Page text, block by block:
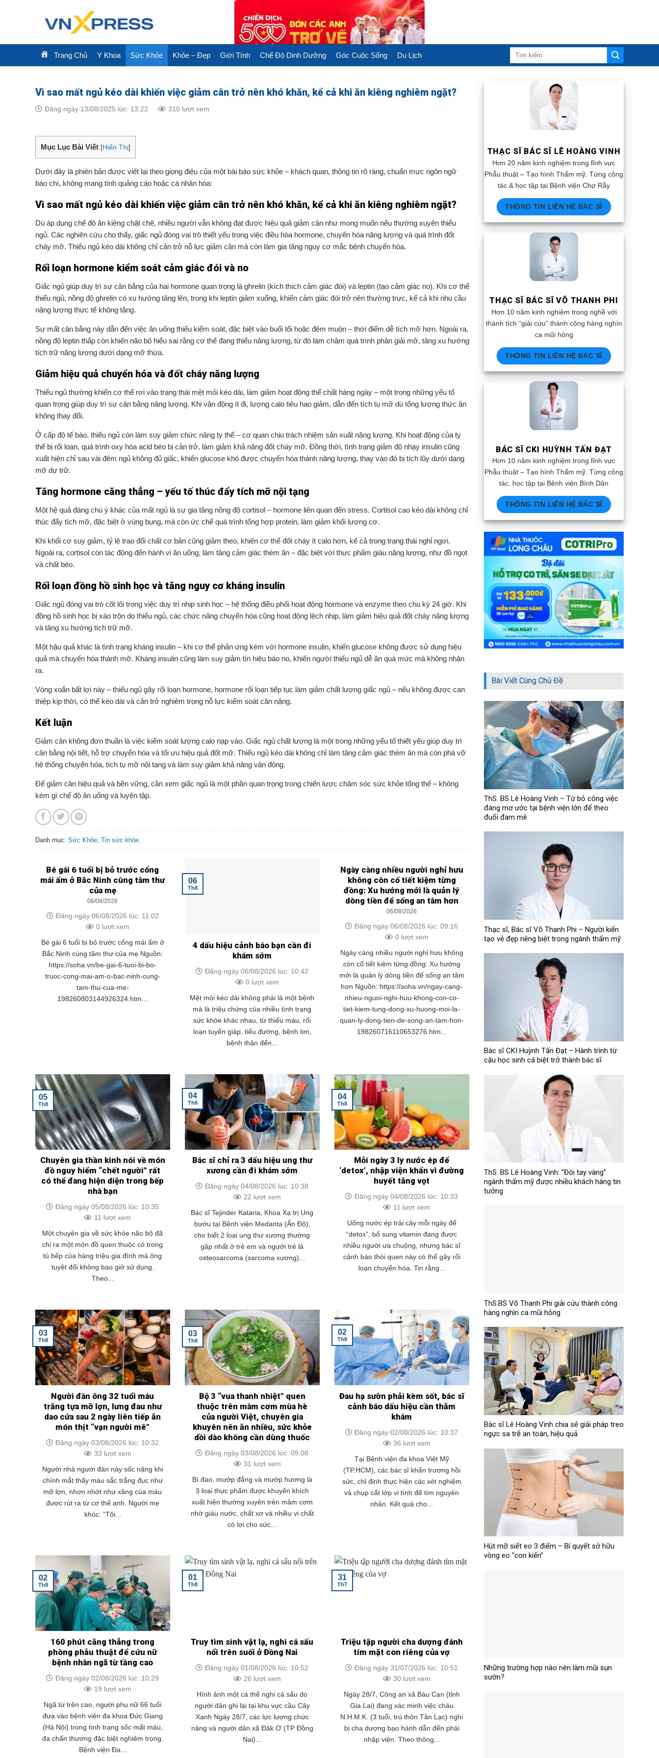
Trang Chủ Y Khoa Sức Khỏe Khỏe – Đẹp Giới Tính Chế Độ Dinh Dưỡng Góc Cuộc Sống Du Lịch
Vì sao mất ngủ kéo dài khiến việc giảm cân trở nên khó khăn, kể cả khi ăn kiêng nghiêm ngặt?
Đăng ngày 13/08/2025 lúc: 13:22 310 lượt xem
Mục Lục Bài Viết [Hiển Thị]
Dưới đây là phiên bản được viết lại theo giọng điệu của một bài báo sức khỏe – khách quan, thông tin rõ ràng, chuẩn mực ngôn ngữ
báo chí, không mang tính quảng cáo hoặc cá nhân hóa:
Vì sao mất ngủ kéo dài khiến việc giảm cân trở nên khó khăn, kể cả khi ăn kiêng nghiêm ngặt?
Dù áp dụng chế độ ăn kiêng chặt chẽ, nhiều người vẫn không đạt được hiệu quả giảm cân như mong muốn nếu thường xuyên thiếu
ngủ. Các nghiên cứu cho thấy, giấc ngủ đóng vai trò thiết yếu trong việc điều hòa hormone, chuyển hóa năng lượng và quá trình đốt
cháy mỡ. Thiếu ngủ kéo dài không chỉ cản trở nỗ lực giảm cân mà còn làm gia tăng nguy cơ mắc bệnh chuyển hóa.
Rối loạn hormone kiểm soát cảm giác đói và no
Giấc ngủ giúp duy trì sự cân bằng của hai hormone quan trọng là ghrelin (kích thích cảm giác đói) và leptin (tạo cảm giác no). Khi cơ thể
thiếu ngủ, nồng độ ghrelin có xu hướng tăng lên, trong khi leptin giảm xuống, khiến cảm giác đói trở nên thường trực, kể cả khi nhu cầu
năng lượng thực tế không tăng.
Sự mất cân bằng này dẫn đến việc ăn uống thiếu kiểm soát, đặc biệt vào buổi tối hoặc đêm muộn – thời điểm dễ tích mỡ hơn. Ngoài ra,
nồng độ leptin thấp còn khiến não bộ hiểu sai rằng cơ thể đang thiếu năng lượng, từ đó làm chậm quá trình phân giải mỡ, tăng xu hướng
tích trữ năng lượng dưới dạng mỡ thừa.
Giảm hiệu quả chuyển hóa và đốt cháy năng lượng
Thiếu ngủ thường khiến cơ thể rơi vào trạng thái mệt mỏi kéo dài, làm giảm hoạt động thể chất hàng ngày – một trong những yếu tố
quan trọng giúp duy trì sự cân bằng năng lượng. Khi vận động ít đi, lượng calo tiêu hao giảm, dẫn đến tích tụ mỡ dù tổng lượng thức ăn
không thay đổi.
Ở cấp độ tế bào, thiếu ngủ còn làm suy giảm chức năng ty thể – cơ quan chịu trách nhiệm sản xuất năng lượng. Khi hoạt động của ty
thể bị rối loạn, quá trình oxy hóa acid béo bị cản trở, làm giảm khả năng đốt cháy mỡ. Đồng thời, tình trạng giảm độ nhạy insulin cũng
xuất hiện chỉ sau vài đêm ngủ không đủ giấc, khiến glucose khó được chuyển hóa thành năng lượng, thay vào đó bị tích lũy dưới dạng
mỡ dự trữ.
Tăng hormone căng thẳng – yếu tố thúc đẩy tích mỡ nội tạng
Một hệ quả đáng chú ý khác của mất ngủ là sự gia tăng nồng độ cortisol – hormone liên quan đến stress. Cortisol cao kéo dài không chỉ
thúc đẩy tích mỡ, đặc biệt ở vùng bụng, mà còn ức chế quá trình tổng hợp protein, làm giảm khối lượng cơ.
Khi khối cơ suy giảm, tỷ lệ trao đổi chất cơ bản cũng giảm theo, khiến cơ thể đốt cháy ít calo hơn, kể cả trong trạng thái nghỉ ngơi.
Ngoài ra, cortisol còn tác động đến hành vi ăn uống, làm tăng cảm giác thèm ăn – đặc biệt với thực phẩm giàu năng lượng, như đồ ngọt
và chất béo.
Rối loạn đồng hồ sinh học và tăng nguy cơ kháng insulin
Giấc ngủ đóng vai trò cốt lõi trong việc duy trì nhịp sinh học – hệ thống điều phối hoạt động hormone và enzyme theo chu kỳ 24 giờ. Khi
đồng hồ sinh học bị xáo trộn do thiếu ngủ, các chức năng chuyển hóa cũng hoạt động lệch nhịp, làm giảm hiệu quả đốt cháy năng lượng
và tăng xu hướng tích trữ mỡ.
Một hậu quả khác là tình trạng kháng insulin – khi cơ thể phản ứng kém với hormone insulin, khiến glucose không được sử dụng hiệu
quả mà chuyển hóa thành mỡ. Kháng insulin cũng làm suy giảm tín hiệu báo no, khiến người thiếu ngủ dễ ăn quá mức mà không nhận
ra.
Vòng xoắn bất lợi này – thiếu ngủ gây rối loạn hormone, hormone rối loạn tiếp tục làm giảm chất lượng giấc ngủ – nếu không được can
thiệp kịp thời, có thể kéo dài và cản trở nghiêm trọng nỗ lực kiểm soát cân nặng.
Kết luận
Giảm cân không đơn thuần là việc kiểm soát lượng calo nạp vào. Giấc ngủ chất lượng là một trong những yếu tố thiết yếu giúp duy trì
cân bằng nội tiết, hỗ trợ chuyển hóa và tối ưu hiệu quả đốt mỡ. Thiếu ngủ kéo dài không chỉ làm tăng cảm giác thèm ăn mà còn phá vỡ
hệ thống chuyển hóa, tích tụ mỡ nội tạng và làm suy giảm khả năng vận động.
Để giảm cân hiệu quả và bền vững, cần xem giấc ngủ là một phần quan trọng trong chiến lược chăm sóc sức khỏe tổng thể – không
kém gì chế độ ăn uống và luyện tập.
Danh mục: Sức Khỏe Tin sức khỏe
Bé gái 6 tuổi bị bỏ trước cổng
mái ấm ở Bắc Ninh cùng tâm thư
của mẹ
06/08/2026
Đăng ngày 06/08/2026 lúc: 11:02
0 lượt xem
Bé gái 6 tuổi bị bỏ trước cổng mái ấm ở
Bắc Ninh cùng tâm thư của mẹ Nguồn:
https://soha.vn/be-gai-6-tuoi-bi-bo-
truoc-cong-mai-am-o-bac-ninh-cung-
tam-thu-cua-me-
198260803144926324.htm...
4 dấu hiệu cảnh báo bạn cần đi
khám sớm
Đăng ngày 06/08/2026 lúc: 10:42
0 lượt xem
Mệt mỏi kéo dài không phải là một bệnh
mà là triệu chứng của nhiều tình trạng
sức khỏe khác nhau, từ thiếu máu, rối
loạn tuyến giáp, tiểu đường, bệnh tim,
bệnh thận đến...
06
Th8
Ngày càng nhiều người nghỉ hưu
không còn cố tiết kiệm từng
đồng: Xu hướng mới là quản lý
dòng tiền để sống an tâm hơn
06/08/2026
Đăng ngày 06/08/2026 lúc: 09:16
0 lượt xem
Ngày càng nhiều người nghỉ hưu không
còn cố tiết kiệm từng đồng: Xu hướng
mới là quản lý dòng tiền để sống an tâm
hơn Nguồn: https://soha.vn/ngay-cang-
nhieu-nguoi-nghi-huu-khong-con-co-
tiet-kiem-tung-dong-xu-huong-moi-la-
quan-ly-dong-tien-de-song-an-tam-hon-
198260716110653276.htm...
Chuyên gia thần kinh nói về món
đồ nguy hiểm “chết người” rất
có thể đang hiện diện trong bếp
nhà bạn
Đăng ngày 05/08/2026 lúc: 10:35
11 lượt xem
Một chuyên gia về sức khỏe não bộ đã
chỉ ra một món đồ quen thuộc có trong
tủ bếp của hàng triệu gia đình mà ông
tuyệt đối không bao giờ sử dụng.
Theo...
05
Th8
Bác sĩ chỉ ra 3 dấu hiệu ung thư
xương cần đi khám sớm
Đăng ngày 04/08/2026 lúc: 10:38
22 lượt xem
Bác sĩ Tejinder Kataria, Khoa Xạ trị Ung
bướu tại Bệnh viện Medanta (Ấn Độ),
cho biết 2 loại ung thư xương thường
gặp nhất ở trẻ em và người trẻ là
osteosarcoma (sarcoma xương)...
04
Th8
Mỗi ngày 3 ly nước ép để
‘detox’, nhập viện khẩn vì đường
huyết tăng vọt
Đăng ngày 04/08/2026 lúc: 10:33
11 lượt xem
Uống nước ép trái cây mỗi ngày để
“detox”, bổ sung vitamin đang được
nhiều người ưa chuộng, nhưng bác sĩ
cảnh báo thói quen này có thể gây rối
loạn chuyển hóa. Tin rằng...
04
Th8
Người đàn ông 32 tuổi máu
trắng tựa mỡ lợn, lưng đau như
dao cứa sau 2 ngày liên tiếp ăn
món thịt “vạn người mê”
Đăng ngày 03/08/2026 lúc: 10:32
33 lượt xem
Người nhà người đàn này sốc nặng khi
chính mắt thấy màu sắc trắng đục như
mỡ lợn, nhơn nhớt như xăng của máu
được rút ra từ cơ thể anh. Người mẹ
khóc: “Tôi...
03
Th8
Bộ 3 “vua thanh nhiệt” quen
thuộc trên mâm cơm mùa hè
của người Việt, chuyên gia
khuyên nên ăn nhiều, sức khỏe
dồi dào không cần dùng thuốc
Đăng ngày 03/08/2026 lúc: 09:08
31 lượt xem
Bí đao, mướp đắng và mướp hương là
3 loại thực phẩm được khuyến khích
xuất hiện thường xuyên trên mâm cơm
nhờ giàu nước, chất xơ và nhiều vi chất
có lợi cho sức...
03
Th8
Đau hạ sườn phải kèm sốt, bác sĩ
cảnh báo dấu hiệu cần thăm
khám
Đăng ngày 02/08/2026 lúc: 10:37
36 lượt xem
Tại Bệnh viện đa khoa Việt Mỹ
(TP.HCM), các bác sĩ khẩn trương hồi
sức, chỉ định thực hiện các xét nghiệm
và chụp cắt lớp vi tính để tìm nguyên
nhân. Kết quả cho...
02
Th8
160 phút căng thẳng trong
phòng phẫu thuật để cứu nữ
bệnh nhân ngã từ tầng cao
Đăng ngày 02/08/2026 lúc: 10:29
19 lượt xem
Ngã từ trên cao, người phụ nữ 66 tuổi
đưa vào bệnh viện đa khoa Đức Giang
(Hà Nội) trong tình trạng sốc mất máu,
đa chấn thương đặc biệt nghiêm trọng.
Bệnh viện Đa...
02
Th8
Truy tìm sinh vật lạ, nghi cá sấu
nổi trên suối ở Đồng Nai
Đăng ngày 01/08/2026 lúc: 10:52
26 lượt xem
Hình ảnh một cá thể nghi cá sấu do
người dân ghi lại tại khu vực cầu Cây
Xanh Ngày 28/7, các lực lượng chức
năng và người dân xã Đăk Ơ (TP Đồng
Nai)...
01
Th8
Triệu tập người cha dượng đánh
tím mặt con riêng của vợ
Đăng ngày 31/07/2026 lúc: 10:51
30 lượt xem
Ngày 28/7, Công an xã Bàu Cạn (tỉnh
Gia Lai) đang xác minh việc cháu
N.H.M.K. (3 tuổi, trú thôn Tân Lạc) nghi
bị cha dượng bạo hành dẫn đến phải
nhập viện. Theo thông...
31
Th7
THẠC SĨ BÁC SĨ LÊ HOÀNG VINH
Hơn 20 năm kinh nghiệm trong lĩnh vực
Phẫu thuật – Tạo hình Thẩm mỹ. Từng công
tác & học tập tại Bệnh viện Chợ Rẫy
THÔNG TIN LIÊN HỆ BÁC SĨ
THẠC SĨ BÁC SĨ VÕ THANH PHI
Hơn 10 năm kinh nghiệm trong nghề với
thành tích “giải cứu” thành công hàng nghìn
ca mũi hỏng
THÔNG TIN LIÊN HỆ BÁC SĨ
BÁC SĨ CKI HUỲNH TẤN ĐẠT
Hơn 10 năm kinh nghiệm trong lĩnh vực
Phẫu thuật – Tạo hình Thẩm mỹ. Từng công
tác, học tập tại Bệnh viện Bình Dân
THÔNG TIN LIÊN HỆ BÁC SĨ
Bài Viết Cùng Chủ Đề
ThS. BS Lê Hoàng Vinh – Từ bỏ công việc
đáng mơ ước tại bệnh viện lớn để theo
đuổi đam mê
Thạc sĩ, Bác sĩ Võ Thanh Phi – Người kiến
tạo vẻ đẹp riêng biệt trong ngành thẩm mỹ
Bác sĩ CKI Huỳnh Tấn Đạt – Hành trình từ
cậu học sinh cá biệt trở thành bác sĩ
ThS. BS Lê Hoàng Vinh: “Đôi tay vàng”
ngành thẩm mỹ được nhiều khách hàng tin
tưởng
ThS.BS Võ Thanh Phi giải cứu thành công
hàng nghìn ca mũi hỏng
Bác sĩ Lê Hoàng Vinh chia sẻ giải pháp treo
ngực sa trễ an toàn, hiệu quả
Hút mỡ siết eo 3 điểm – Bí quyết sở hữu
vòng eo “con kiến”
Những trường hợp nào nên làm mũi sụn
sườn?